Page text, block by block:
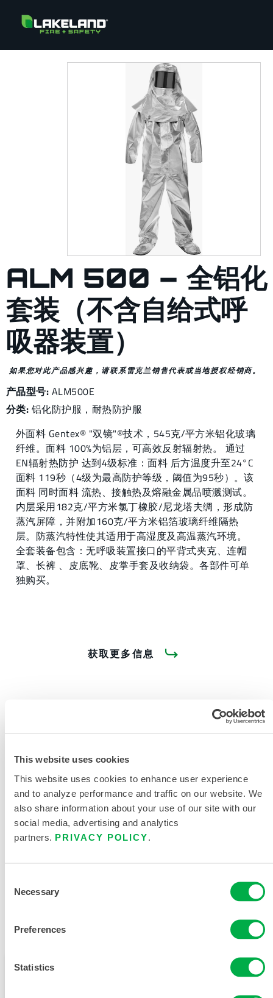
This website uses cookies
This website uses cookies to enhance user experience
and to analyze performance and traffic on our website. We
also share information about your use of our site with our
social media, advertising and analytics
partners. PRIVACY POLICY
Selection
Necessary
Preferences
Statistics
ALM 500 – 全铝化
套装（不含自给式呼
吸器装置）
如果您对此产品感兴趣，请联系雷克兰销售代表或当地授权经销商。
产品型号: ALM500E
分类: 铝化防护服 ， 耐热防护服
外面料 Gentex® "双镜"®技术，545克/平方米铝化玻璃
纤维。面料 100%为铝层，可高效反射辐射热。 通过
EN辐射热防护 达到4级标准：面料 后方温度升至24°C
面料 119秒（4级为最高防护等级，阈值为95秒）。该
面料 同时面料 流热、接触热及熔融金属品喷溅测试。
内层采用182克/平方米氯丁橡胶/尼龙塔夫绸，形成防
蒸汽屏障，并附加160克/平方米铝箔玻璃纤维隔热
层。防蒸汽特性使其适用于高湿度及高温蒸汽环境。
全套装备包含：无呼吸装置接口的平背式夹克、连帽
罩、长裤 、皮底靴、皮掌手套及收纳袋。各部件可单
独购买。
获取更多信息
产品资料
工业防热防护服及配件采购指南
防热防护服尺码表
可在以下销售区域购买：欧洲、印度、非洲、中东。
此产品通常不在您所在的区域销售。您可以在页面顶部